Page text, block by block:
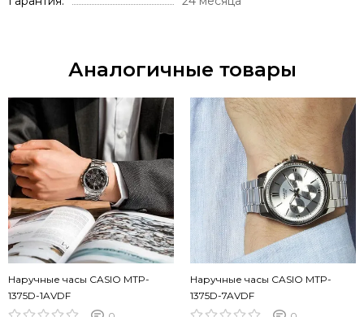
Аналогичные товары
Наручные часы CASIO MTP-
1375D-1AVDF
Наручные часы CASIO MTP-
1375D-7AVDF